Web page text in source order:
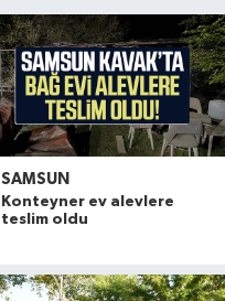
SAMSUN
Konteyner ev alevlere
teslim oldu